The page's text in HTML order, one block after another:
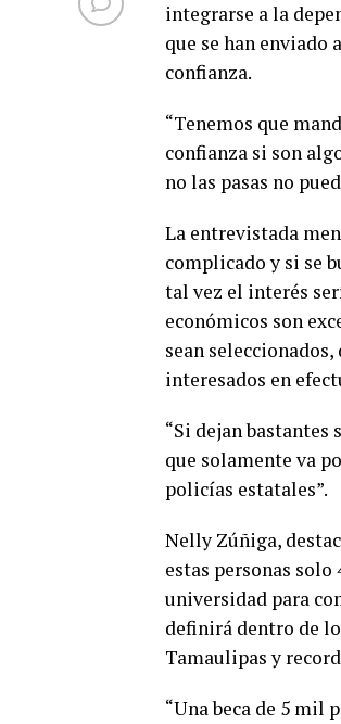
integrarse a la
que se han enviado
confianza.
“Tenemos que
confianza si son
no las pasas no
La entrevistada
complicado y si se
tal vez el interés
económicos son
sean
interesados en
“Si dejan bastantes
que solamente va
policías estatales”.
Nelly Zúñiga,
estas personas
universidad para
definirá dentro de
Tamaulipas y
“Una beca de 5 mil